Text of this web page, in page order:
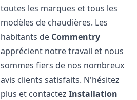
toutes les marques et tous les
modèles de chaudières. Les
habitants de Commentry
apprécient notre travail et nous
sommes fiers de nos nombreux
avis clients satisfaits. N'hésitez
plus et contactezInstallation